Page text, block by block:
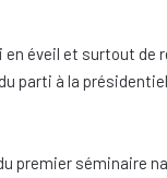
éveil et surtout de
parti à la
premier séminaire